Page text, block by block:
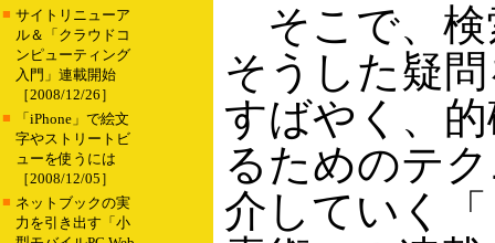
■ サイトリニューア
ル＆「クラウドコ
ンピューティング
入門」連載開始
［2008/12/26］
■
「iPhone」で絵文
字やストリートビ
ューを使うには
［2008/12/05］
■ ネットブックの実
力を引き出す「小
そこで、検
そうした疑
すばやく、
るためのテ
介していく